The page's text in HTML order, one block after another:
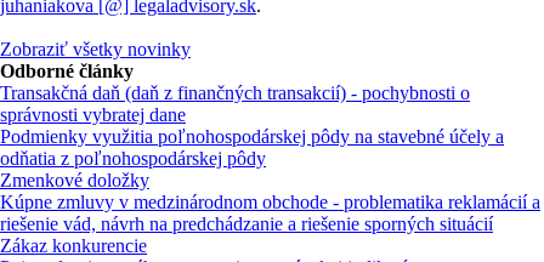
juhaniakova [@] legaladvisory.sk.
Zobraziť všetky novinky
Odborné články
Transakčná daň (daň z finančných transakcií) - pochybnosti o
správnosti vybratej dane
Podmienky využitia poľnohospodárskej pôdy na stavebné účely a
odňatia z poľnohospodárskej pôdy
Zmenkové doložky
Kúpne zmluvy v medzinárodnom obchode - problematika reklamácií a
riešenie vád, návrh na predchádzanie a riešenie sporných situácií
Zákaz konkurencie